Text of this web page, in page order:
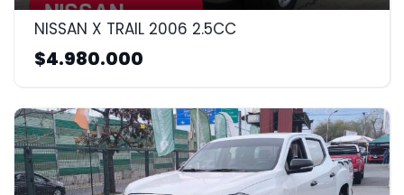
NISSAN X TRAIL 2006 2.5CC
$4.980.000